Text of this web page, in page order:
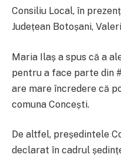
Consiliu Local, în
Județean Botoșani,
Maria Ilaș a spus că a
pentru a face parte din
are mare încredere că
comuna Concești.
De altfel, președintele
declarat în cadrul